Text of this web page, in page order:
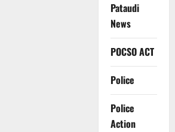
Pataudi
News
POCSO ACT
Police
Police
Action